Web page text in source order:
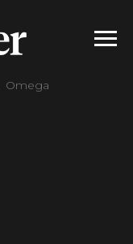
Omega